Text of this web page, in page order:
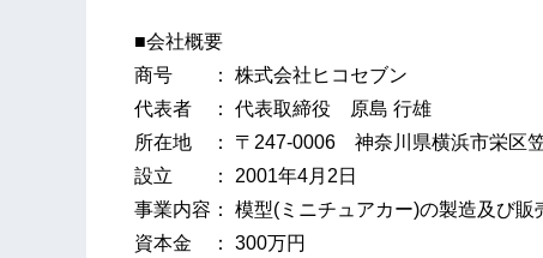
■会社概要
商号 ： 株式会社ヒコセブン
代表者 ： 代表取締役 原島 行雄
所在地 ： 〒247-0006 神奈川県横浜市栄区
設立 ： 2001年4月2日
事業内容： 模型(ミニチュアカー)の製造及び販
資本金 ： 300万円